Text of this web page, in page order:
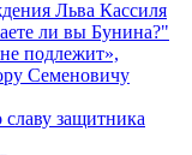
Льва Кассиля
ли вы Бунина?"
подлежит»,
Семеновичу
защитника